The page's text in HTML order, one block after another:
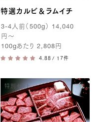
特選カルビ＆ラムイチ
3-4 人前（500g ） 14,040
円 〜
100gあたり2,808 円
/ 17件
特別セット